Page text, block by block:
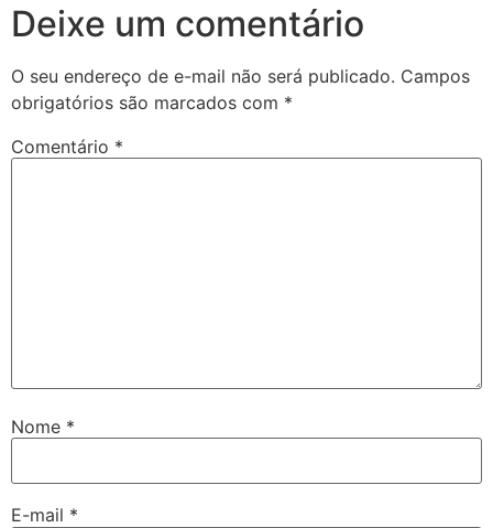
Deixe um comentário
O seu endereço de e-mail não será publicado. Campos
obrigatórios são marcados com *
Comentário *
Nome *
E-mail *